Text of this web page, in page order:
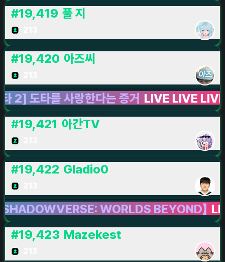
#19,419 풀 지
#19,420 아즈씨
타를 사랑한다는 증거 LIVE LIVE LIVE 도
#19,421 아간TV
#19,422 Gladio0
WORLDS BEYOND】 LIVE
#19,423 Mazekest